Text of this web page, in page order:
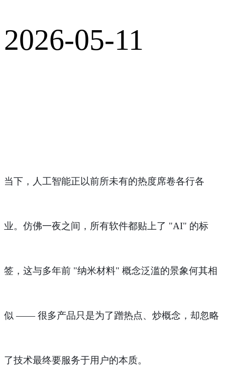
2026-05-11
当下，人工智能正以前所未有的热度席卷各行各
业。仿佛一夜之间，所有软件都贴上了 "AI" 的标
签，这与多年前 "纳米材料" 概念泛滥的景象何其相
似 —— 很多产品只是为了蹭热点、炒概念，却忽略
了技术最终要服务于用户的本质。